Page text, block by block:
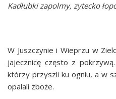
Kadłubki zapolmy, zytecko
W Juszczynie i Wieprzu w
jajecznicę często z
którzy przyszli ku ogniu, a w
opalali zboże.